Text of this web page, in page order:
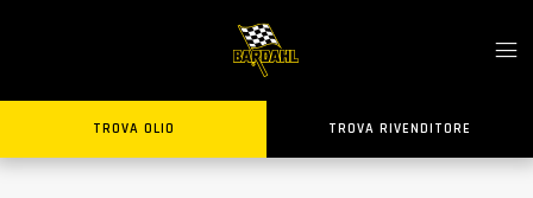
TROVA OLIO TROVA RIVENDITORE